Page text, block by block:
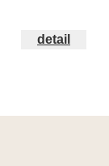
detail